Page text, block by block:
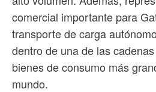
comercial importante para
transporte de carga
dentro de una de las
bienes de consumo más
mundo.